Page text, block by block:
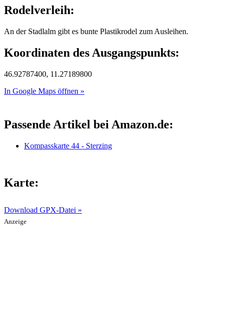
Rodelverleih:
An der Stadlalm gibt es bunte Plastikrodel zum Ausleihen.
Koordinaten des Ausgangspunkts:
46.92787400, 11.27189800
In Google Maps öffnen »
Passende Artikel bei Amazon.de:
Kompasskarte 44 - Sterzing
Karte:
Download GPX-Datei »
Anzeige